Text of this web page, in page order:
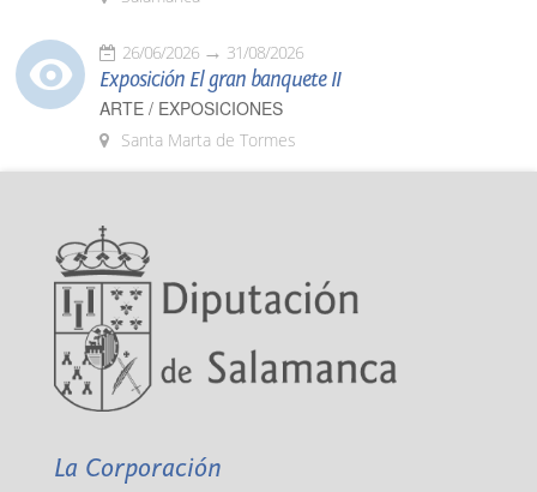
26/06/2026 31/08/2026
Exposición El gran banquete II
ARTE / EXPOSICIONES
Santa Marta de Tormes
La Corporación